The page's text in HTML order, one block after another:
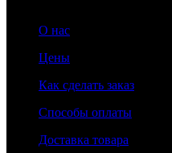
О нас
Цены
Как сделать заказ
Способы оплаты
Доставка товара